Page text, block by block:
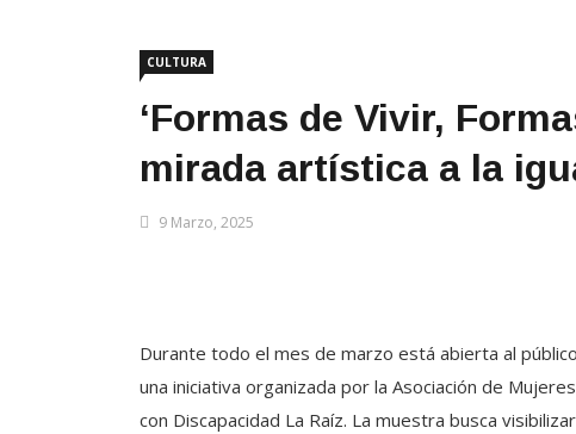
CULTURA
‘Formas de Vivir,
mirada artística a la
9 Marzo, 2025
Durante todo el mes de marzo está abierta al
una iniciativa organizada por la Asociación de
con Discapacidad La Raíz. La muestra busca